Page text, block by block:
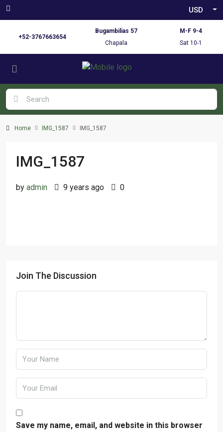
USD
+52-3767663654
Bugambilias 57
Chapala
M-F 9-4
Sat 10-1
Home IMG_1587 IMG_1587
IMG_1587
by admin 9 years ago 0
Join The Discussion
Save my name, email, and website in this browser